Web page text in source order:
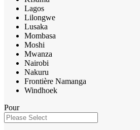
Lagos
Lilongwe
Lusaka
Mombasa
Moshi
Mwanza
Nairobi
Nakuru
Frontière Namanga
Windhoek
Pour